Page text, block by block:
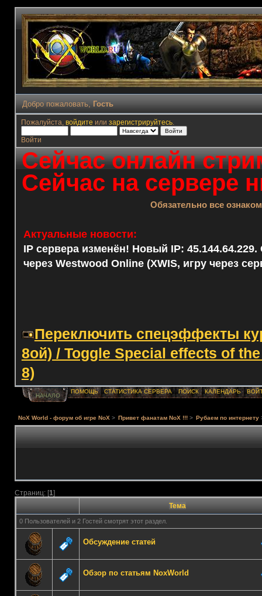
Добро пожаловать, Гость
Пожалуйста, войдите или зарегистрируйтесь.
Войти
Сейчас онлайн
Сейчас на сервере
Обязательно все
Актуальные новости:
IP сервера изменён! Новый IP: 45.144.64.229.
через Westwood Online (XWIS, игру через
Переключить спецэффекты
8ой) / Toggle Special effects of
8)
НАЧАЛО
ПОМОЩЬ СТАТИСТИКА СЕРВЕРА ПОИСК КАЛЕНДАРЬ
NoX World - форум об игре NoX > Привет фанатам NoX !!! > Рубаем по интернету
Страниц: [1]
Тема
0 Пользователей и 2 Гостей смотрят этот раздел.
Обсуждение статей
Обзор по статьям NoxWorld